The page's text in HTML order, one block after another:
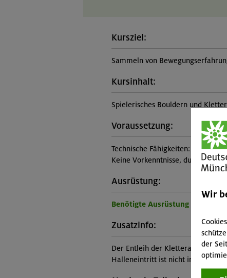
Kursziel:
Sammeln von
Kursinhalt:
Spielerisches Bouldern und
Voraussetzung:
Technische Fähigkeiten:
Keine Vorkenntnisse,
Ausrüstung:
Benötigte Ausrüstung für diese
Zusatzinfo:
Der Entleih der
Halleneintritt ist nicht im
Wir
der